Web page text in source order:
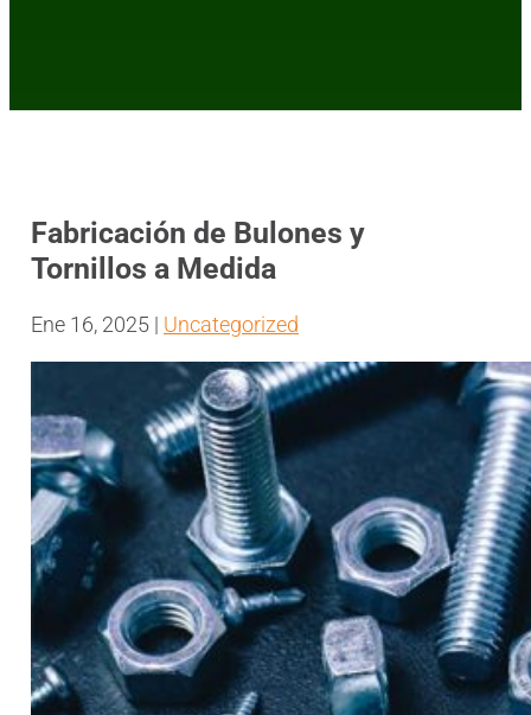
Fabricación de Bulones y
Tornillos a Medida
Ene 16, 2025 | Uncategorized